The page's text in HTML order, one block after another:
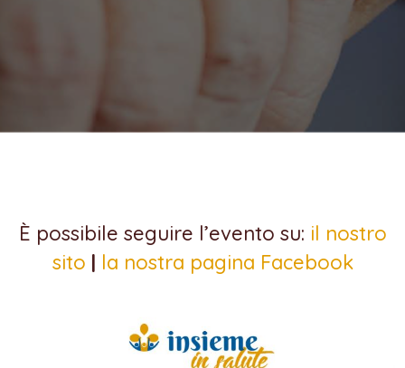
È possibile seguire l’evento su: il nostro
sito | la nostra pagina Facebook